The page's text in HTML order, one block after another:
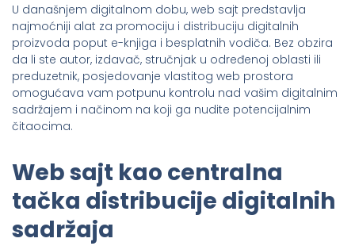
U današnjem digitalnom dobu, web sajt predstavlja
najmoćniji alat za promociju i distribuciju digitalnih
proizvoda poput e-knjiga i besplatnih vodiča. Bez obzira
da li ste autor, izdavač, stručnjak u određenoj oblasti ili
preduzetnik, posjedovanje vlastitog web prostora
omogućava vam potpunu kontrolu nad vašim digitalnim
sadržajem i načinom na koji ga nudite potencijalnim
čitaocima.
Web sajt kao centralna
tačka distribucije digitalnih
sadržaja